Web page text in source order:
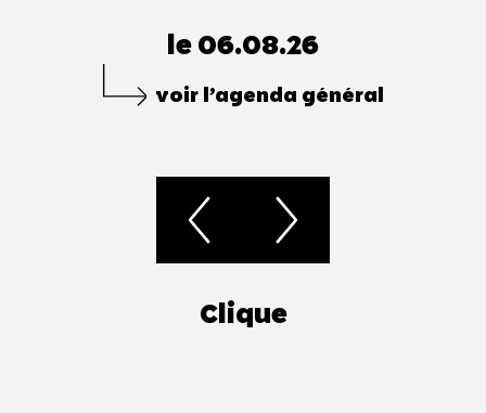
le 06.08.26
voir l’agenda général
Clique